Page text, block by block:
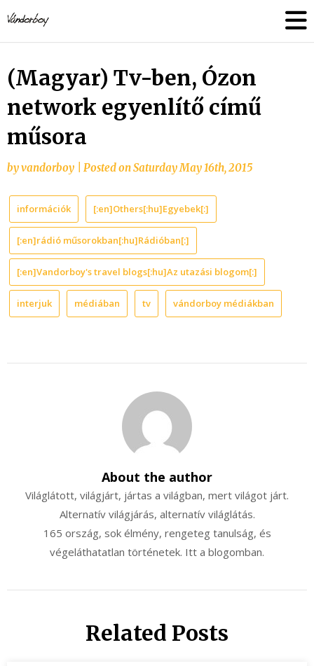
to
content
(Magyar) Tv-ben, Ózon
network egyenlítő című
műsora
byvandorboy Posted onSaturday May 16th, 2015
információk [:en]Others[:hu]Egyebek[:]
[:en]rádió műsorokban[:hu]Rádióban[:]
[:en]Vandorboy's travel blogs[:hu]Az utazási blogom[:]
interjuk médiában tv vándorboy médiákban
About the author
Világlátott, világjárt, jártas a világban, mert világot járt.
Alternatív világjárás, alternatív világlátás.
165 ország, sok élmény, rengeteg tanulság, és
végeláthatatlan történetek. Itt a blogomban.
Related Posts